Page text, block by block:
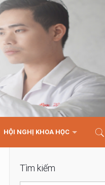
HỘI NGHỊ KHOA HỌC
Tìm kiếm